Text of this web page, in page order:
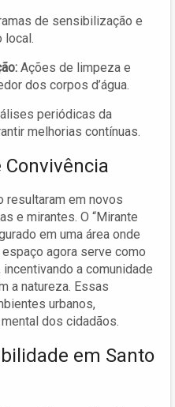
de sensibilização e
local.
Ações de limpeza e
dos corpos d’água.
periódicas da
melhorias contínuas.
Convivência
resultaram em novos
e mirantes. O “Mirante
em uma área onde
agora serve como
a comunidade
a natureza. Essas
urbanos,
dos cidadãos.
em Santo